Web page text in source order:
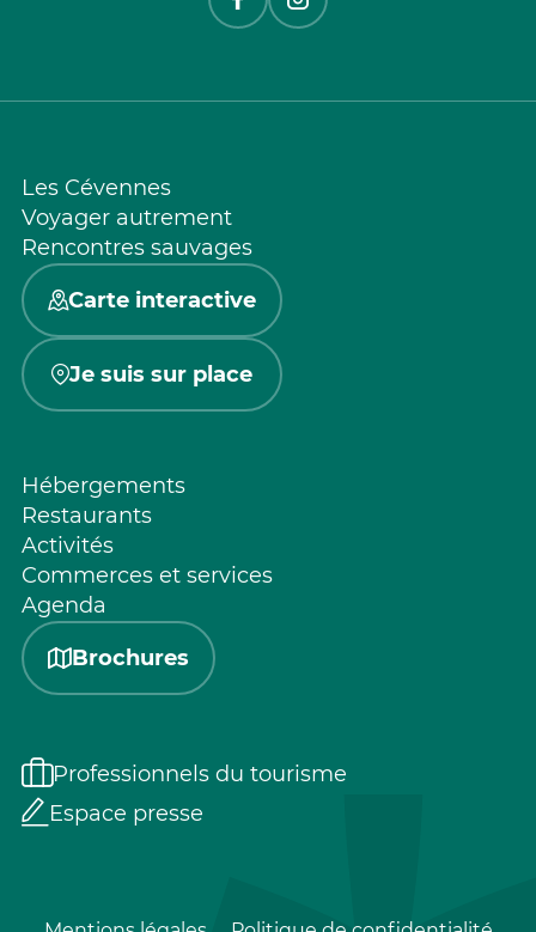
Les Cévennes
Voyager autrement
Rencontres sauvages
Carte interactive
Je suis sur place
Hébergements
Restaurants
Activités
Commerces et services
Agenda
Brochures
Professionnels du tourisme
Espace presse